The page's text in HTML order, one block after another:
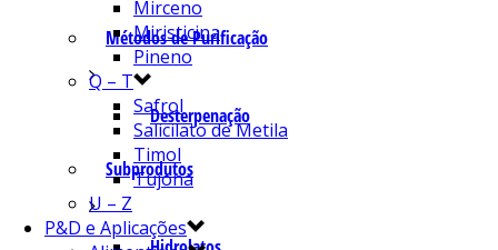
Métodos de Purificação
Desterpenação
Subprodutos
Mirceno
Miristicina
Pineno
Q – T
Safrol
Salicilato de Metila
Timol
Tujona
U – Z
P&D e Aplicações